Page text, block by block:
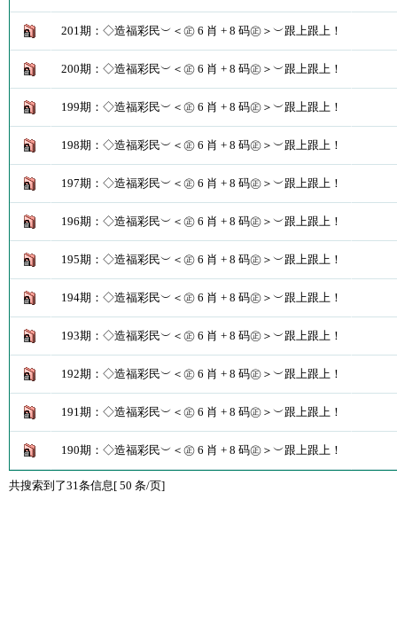
201期：◇造福彩民︶＜㊣ 6 肖 + 8 码㊣＞︶跟上跟上！
200期：◇造福彩民︶＜㊣ 6 肖 + 8 码㊣＞︶跟上跟上！
199期：◇造福彩民︶＜㊣ 6 肖 + 8 码㊣＞︶跟上跟上！
198期：◇造福彩民︶＜㊣ 6 肖 + 8 码㊣＞︶跟上跟上！
197期：◇造福彩民︶＜㊣ 6 肖 + 8 码㊣＞︶跟上跟上！
196期：◇造福彩民︶＜㊣ 6 肖 + 8 码㊣＞︶跟上跟上！
195期：◇造福彩民︶＜㊣ 6 肖 + 8 码㊣＞︶跟上跟上！
194期：◇造福彩民︶＜㊣ 6 肖 + 8 码㊣＞︶跟上跟上！
193期：◇造福彩民︶＜㊣ 6 肖 + 8 码㊣＞︶跟上跟上！
192期：◇造福彩民︶＜㊣ 6 肖 + 8 码㊣＞︶跟上跟上！
191期：◇造福彩民︶＜㊣ 6 肖 + 8 码㊣＞︶跟上跟上！
190期：◇造福彩民︶＜㊣ 6 肖 + 8 码㊣＞︶跟上跟上！
共搜索到了31条信息[ 50 条/页]